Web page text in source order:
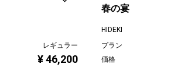
レギュラー
¥ 46,200
春の宴
HIDEKI
プラン
価格